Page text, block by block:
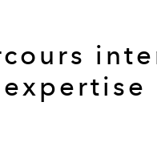
expertise